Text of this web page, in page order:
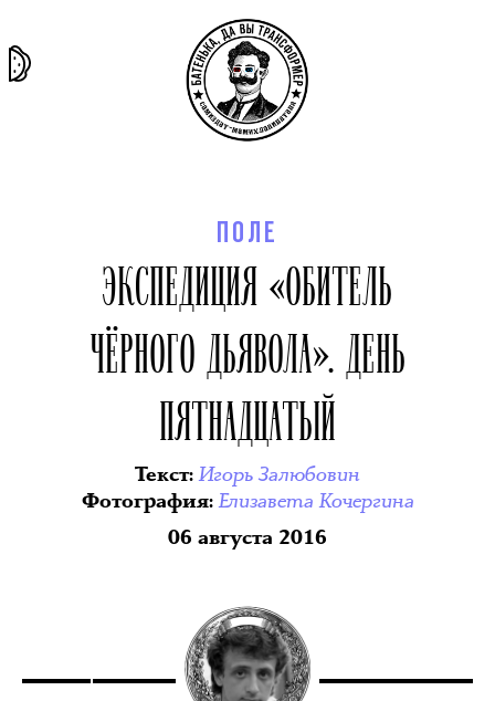
ПОЛЕ
ЭКСПЕДИЦИЯ «ОБИТЕЛЬ
ЧЁРНОГО ДЬЯВОЛА». ДЕНЬ
ПЯТНАДЦАТЫЙ
Текст:Игорь Залюбовин
Фотография:Елизавета Кочергина
06 августа 2016